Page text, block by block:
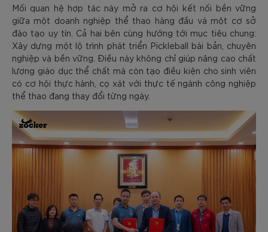
Mối quan hệ hợp tác này mở ra cơ hội kết nối bền vững
giữa một doanh nghiệp thể thao hàng đầu và một cơ sở
đào tạo uy tín. Cả hai bên cùng hướng tới mục tiêu chung:
Xây dựng một lộ trình phát triển Pickleball bài bản, chuyên
nghiệp và bền vững. Điều này không chỉ giúp nâng cao chất
lượng giáo dục thể chất mà còn tạo điều kiện cho sinh viên
có cơ hội thực hành, cọ xát với thực tế ngành công nghiệp
thể thao đang thay đổi từng ngày.